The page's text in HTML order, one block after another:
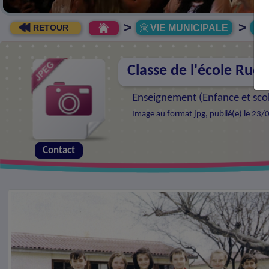
RETOUR > VIE MUNICIPALE >
Classe de l'école Rue
Enseignement (Enfance et
Image au format jpg, publié(e) le
Contact